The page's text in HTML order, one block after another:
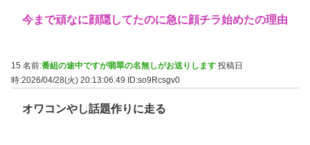
今まで頑なに顔隠してたのに急に顔チラ始めたの理由
15 名前:番組の途中ですが翡翠の名無しがお送りします 投稿日
時:2026/04/28(火) 20:13:06.49
ID:so9Rcsgv0
オワコンやし話題作りに走る